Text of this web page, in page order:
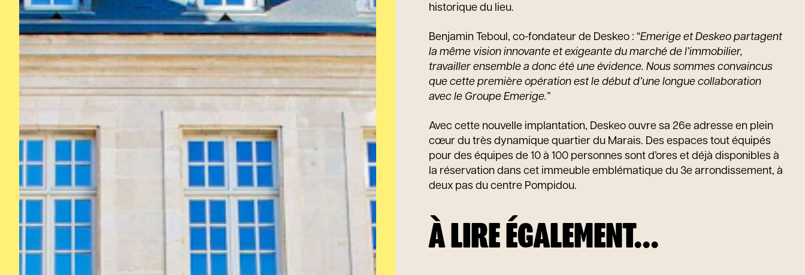
historique du lieu.
Benjamin Teboul, co-fondateur de Deskeo : “Emerige et Deskeo partagent
la même vision innovante et exigeante du marché de l’immobilier,
travailler ensemble a donc été une évidence. Nous sommes convaincus
que cette première opération est le début d’une longue collaboration
avec le Groupe Emerige.”
Avec cette nouvelle implantation, Deskeo ouvre sa 26e adresse en plein
cœur du très dynamique quartier du Marais. Des espaces tout équipés
pour des équipes de 10 à 100 personnes sont d’ores et déjà disponibles à
la réservation dans cet immeuble emblématique du 3e arrondissement, à
deux pas du centre Pompidou.
À LIRE ÉGALEMENT...